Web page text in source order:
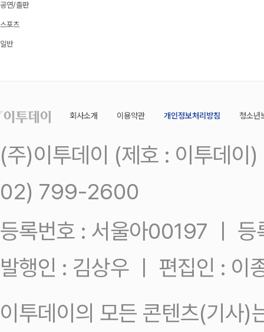
공연/출판
스포츠
일반
회사소개 이용약관 개인정보처리방침 청소년
(주)이투데이 (제호 : 이투데
02) 799-2600
등록번호 : 서울아00197 ㅣ
발행인 : 김상우 ㅣ 편집인 : 이
이투데이의 모든 콘텐츠(기사)